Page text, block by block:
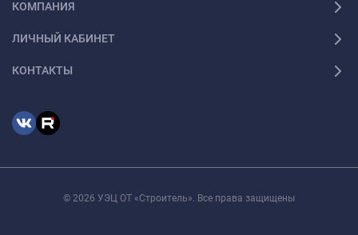
КОМПАНИЯ
ЛИЧНЫЙ КАБИНЕТ
КОНТАКТЫ
© 2026 УЭЦ ОТ «Строитель». Все права защищены